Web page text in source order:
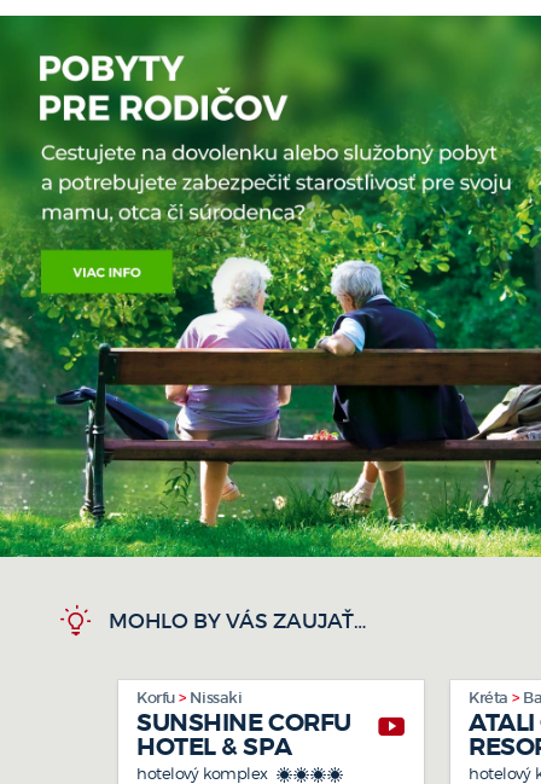
Počet obyvateľov:
Rozloha: 131 957 km²
Mena: euro
Pohľad na fantastickú prírodnú scenériu meniacu sa
no kryštálovo čistých potôčikov, privoňanie k jednej zo 150
druhov rastlín, ktoré sa nevyskytujú nikde inde ako
i náhodné stretnutia so symbolom slobody Kréťanov –
divou kozou Kri-kri, sa stanú zaslúženou odmenou
za vynaloženú námahu. Výška skalných stien, týčiacich sa
po oboch stranách miestami dosahuje až 300 m a šírka
rokliny pri tzv. Železnej bráne je necelé 3 metre.
Po absolvovaní prvej polovice túry, ktorej dĺžka je cca 15 km,
môžete navštíviť zrúcaninu izolovanej dedinky Samaria.
Na konci rokliny Vás čaká osvieženie v priezračných vodách
Lýbijského mora. K výletu patrí i krátka plavba loďou z ústia
rokliny Agia Roumeli do Sougie, kde bude pristavený Váš
autobus. Potrebná je len dobrá športová obuv a kvalitná
foto výbava. Netreba sa obávať dlhej pešej túry, denne ju
absolvuje zhruba 1500 turistov všetkých vekových kategórií...
MOHLO BY VÁS ZAUJAŤ…
Korfu Nissaki
SUNSHINE CORFU
HOTEL & SPA
hotelový komplex ****
Kréta
hotelový